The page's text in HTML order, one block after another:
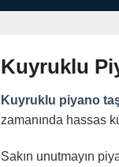
Kuyruklu
Kuyruklu piyano
zamanında hassas
Sakın unutmayın